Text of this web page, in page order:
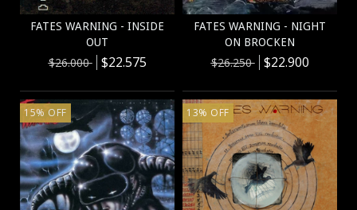
FATES WARNING - INSIDE
OUT
$26.000 $22.575
FATES WARNING - NIGHT
ON BROCKEN
$26.250 $22.900
15% OFF 13% OFF